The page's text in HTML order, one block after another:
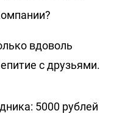
вдоволь
с друзьями.
5000 рублей